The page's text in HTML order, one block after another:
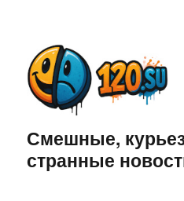
Смешные,
странные